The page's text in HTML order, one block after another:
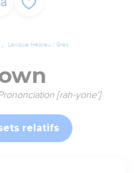
Lexique Hébreu / Grec
[rah-yone']
relatifs